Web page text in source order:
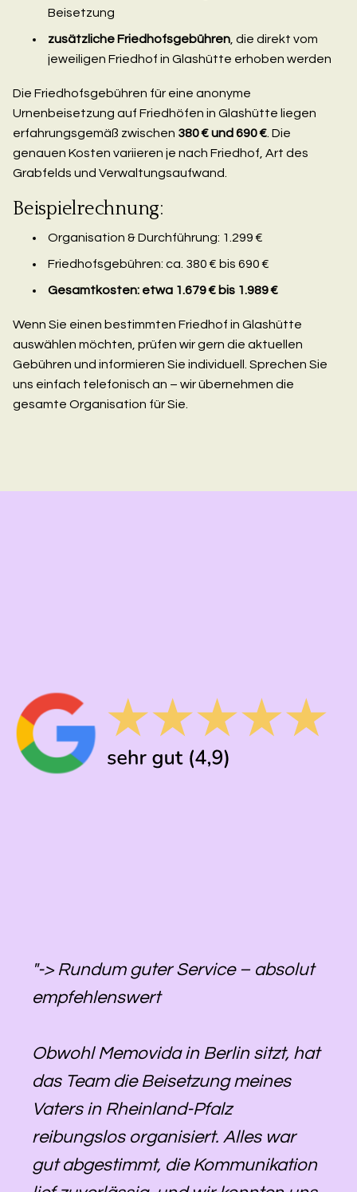
Beisetzung
zusätzliche Friedhofsgebühren , die direkt vom
jeweiligen Friedhof in Glashütte erhoben werden
Die Friedhofsgebühren für eine anonyme
Urnenbeisetzung auf Friedhöfen in Glashütte liegen
erfahrungsgemäß zwischen 380 € und 690 € . Die
genauen Kosten variieren je nach Friedhof, Art des
Grabfelds und Verwaltungsaufwand.
Beispielrechnung:
Organisation & Durchführung: 1.299 €
Friedhofsgebühren: ca. 380 € bis 690 €
Gesamtkosten: etwa 1.679 € bis 1.989 €
Wenn Sie einen bestimmten Friedhof in Glashütte
auswählen möchten, prüfen wir gern die aktuellen
Gebühren und informieren Sie individuell. Sprechen Sie
uns einfach telefonisch an – wir übernehmen die
gesamte Organisation für Sie.
"-> Rundum guter Service – absolut
empfehlenswert
Obwohl Memovida in Berlin sitzt, hat
das Team die Beisetzung meines
Vaters in Rheinland-Pfalz
reibungslos organisiert. Alles war
gut abgestimmt, die Kommunikation